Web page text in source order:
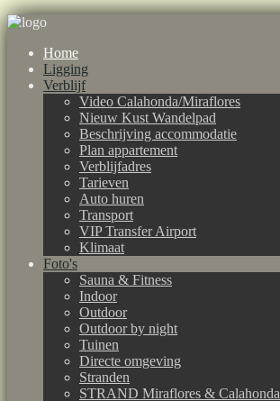
Home
Ligging
Verblijf
Video Calahonda/Miraflores
Nieuw Kust Wandelpad
Beschrijving accommodatie
Plan appartement
Verblijfadres
Tarieven
Auto huren
Transport
VIP Transfer Airport
Klimaat
Foto's
Sauna & Fitness
Indoor
Outdoor
Outdoor by night
Tuinen
Directe omgeving
Stranden
STRAND Miraflores & Calahonda